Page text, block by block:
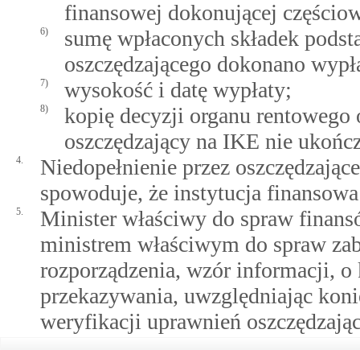
finansowej dokonującej
6)
sumę wpłaconych składek
oszczędzającego dokonano
7) wysokość i datę wypłaty;
8)
kopię decyzji organu
oszczędzający na IKE nie
4.
Niedopełnienie przez
spowoduje, że instytucja
5.
Minister właściwy do spraw
ministrem właściwym do spraw
rozporządzenia, wzór informacji,
przekazywania, uwzględniając
weryfikacji uprawnień